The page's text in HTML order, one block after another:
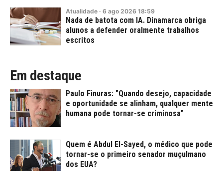
Atualidade · 6 ago 2026 18:59
Nada de batota com IA. Dinamarca obriga
alunos a defender oralmente trabalhos
escritos
Em destaque
Paulo Finuras: "Quando desejo, capacidade
e oportunidade se alinham, qualquer mente
humana pode tornar-se criminosa"
Quem é Abdul El-Sayed, o médico que pode
tornar-se o primeiro senador muçulmano
dos EUA?